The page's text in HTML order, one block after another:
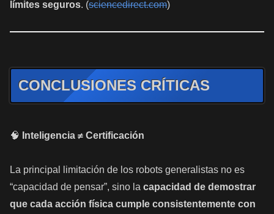
límites seguros. (sciencedirect.com)
CONCLUSIONES CRÍTICAS
🧠 Inteligencia ≠ Certificación
La principal limitación de los robots generalistas no es
“capacidad de pensar”, sino la capacidad de demostrar
que cada acción física cumple consistentemente con